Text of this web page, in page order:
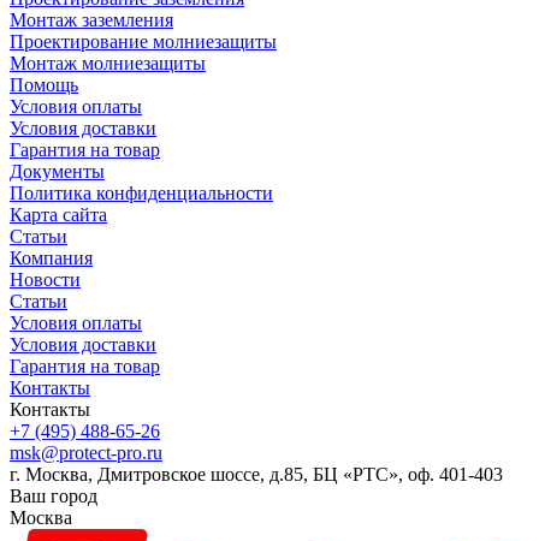
Монтаж заземления
Проектирование молниезащиты
Монтаж молниезащиты
Помощь
Условия оплаты
Условия доставки
Гарантия на товар
Документы
Политика конфиденциальности
Карта сайта
Статьи
Компания
Новости
Статьи
Условия оплаты
Условия доставки
Гарантия на товар
Контакты
Контакты
+7 (495) 488-65-26
msk@protect-pro.ru
г. Москва, Дмитровское шоссе, д.85, БЦ «РТС», оф. 401-403
Ваш город
Москва